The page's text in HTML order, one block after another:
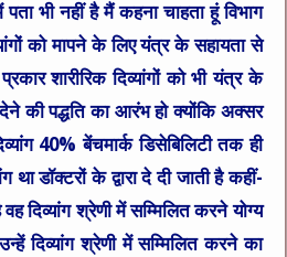
भी नहीं है मैं कहना चाहता हूं विभाग
को मापने के लिए यंत्र के सहायता से
शारीरिक दिव्यांगों को भी यंत्र के
की पद्धति का आरंभ हो क्योंकि अक्सर
40% बेंचमार्क डिसेबिलिटी तक ही
था डॉक्टरों के द्वारा दे दी जाती है कहीं-
वह दिव्यांग श्रेणी में सम्मिलित करने योग्य
दिव्यांग श्रेणी में सम्मिलित करने का